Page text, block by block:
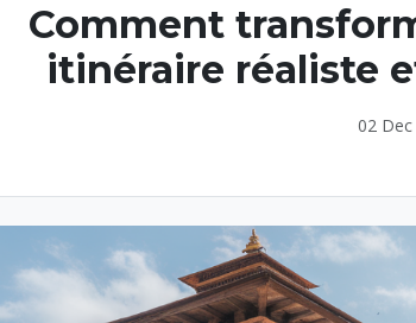
Comment
itinéraire réaliste
02 Dec